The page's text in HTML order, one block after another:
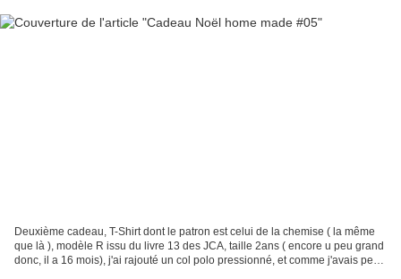
Deuxième cadeau, T-Shirt dont le patron est celui de la chemise ( la même
que là ), modèle R issu du livre 13 des JCA, taille 2ans ( encore u peu grand
donc, il a 16 mois), j'ai rajouté un col polo pressionné, et comme j'avais peur